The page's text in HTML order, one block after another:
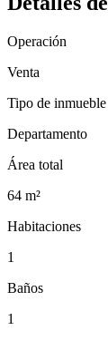
Operación
Venta
Tipo de inmueble
Departamento
Área total
64 m²
Habitaciones
1
Baños
1